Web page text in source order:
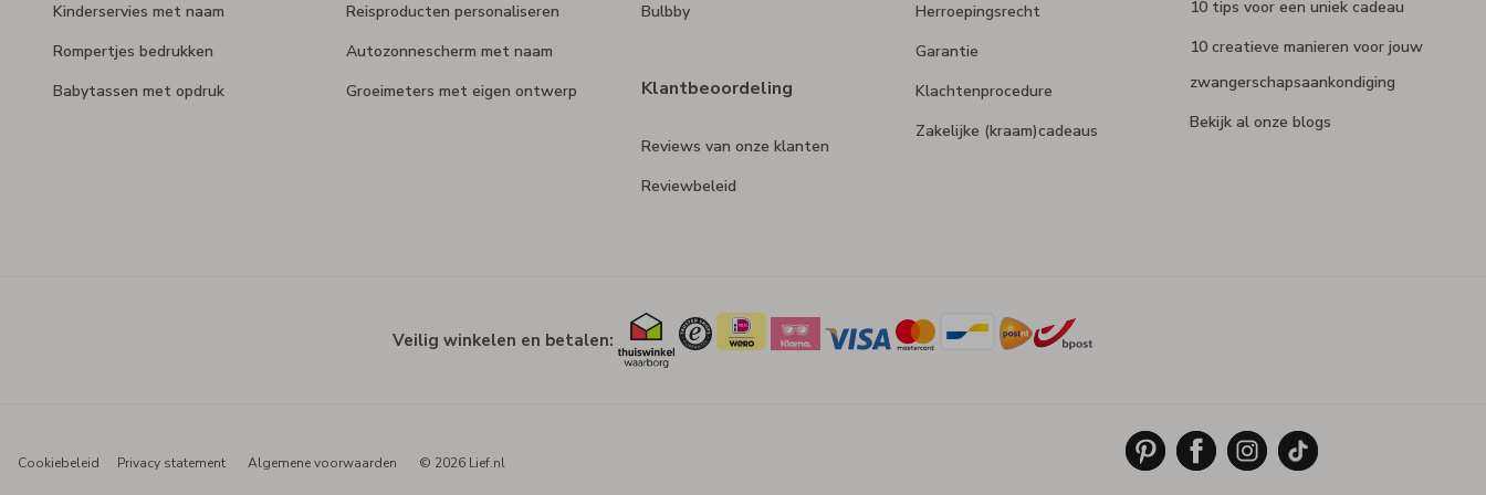
Kinderservies met naam
Rompertjes bedrukken
Babytassen met opdruk
Reisproducten personaliseren
Autozonnescherm met naam
Groeimeters met eigen ontwerp
Bulbby
Klantbeoordeling
Reviews van onze klanten
Reviewbeleid
Herroepingsrecht
Garantie
Klachtenprocedure
Zakelijke (kraam)cadeaus
10 tips voor een uniek cadeau
10 creatieve manieren voor jouw
zwangerschapsaankondiging
Bekijk al onze blogs
Veilig winkelen en betalen:
Cookiebeleid Privacy statement Algemene voorwaarden © 2026 Lief.nl